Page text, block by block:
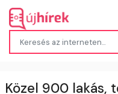
Közel 900 lakás,